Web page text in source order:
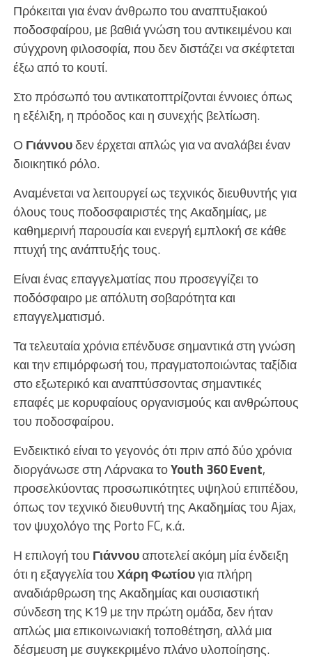
Πρόκειται για έναν άνθρωπο του αναπτυξιακού
ποδοσφαίρου, με βαθιά γνώση του αντικειμένου και
σύγχρονη φιλοσοφία, που δεν διστάζει να σκέφτεται
έξω από το κουτί.
Στο πρόσωπό του αντικατοπτρίζονται έννοιες όπως
η εξέλιξη, η πρόοδος και η συνεχής βελτίωση.
Ο Γιάννουδεν έρχεται απλώς για να αναλάβει έναν
διοικητικό ρόλο.
Αναμένεται να λειτουργεί ως τεχνικός διευθυντής για
όλους τους ποδοσφαιριστές της Ακαδημίας, με
καθημερινή παρουσία και ενεργή εμπλοκή σε κάθε
πτυχή της ανάπτυξής τους.
Είναι ένας επαγγελματίας που προσεγγίζει το
ποδόσφαιρο με απόλυτη σοβαρότητα και
επαγγελματισμό.
Τα τελευταία χρόνια επένδυσε σημαντικά στη γνώση
και την επιμόρφωσή του, πραγματοποιώντας ταξίδια
στο εξωτερικό και αναπτύσσοντας σημαντικές
επαφές με κορυφαίους οργανισμούς και ανθρώπους
του ποδοσφαίρου.
Ενδεικτικό είναι το γεγονός ότι πριν από δύο χρόνια
διοργάνωσε στη Λάρνακα τοYouth 360 Event,
προσελκύοντας προσωπικότητες υψηλού επιπέδου,
όπως τον τεχνικό διευθυντή της Ακαδημίας του Ajax,
τον ψυχολόγο της Porto FC, κ.ά.
Η επιλογή του Γιάννουαποτελεί ακόμη μία ένδειξη
ότι η εξαγγελία τουΧάρη Φωτίουγια πλήρη
αναδιάρθρωση της Ακαδημίας και ουσιαστική
σύνδεση της Κ19 με την πρώτη ομάδα, δεν ήταν
απλώς μια επικοινωνιακή τοποθέτηση, αλλά μια
δέσμευση με συγκεκριμένο πλάνο υλοποίησης.